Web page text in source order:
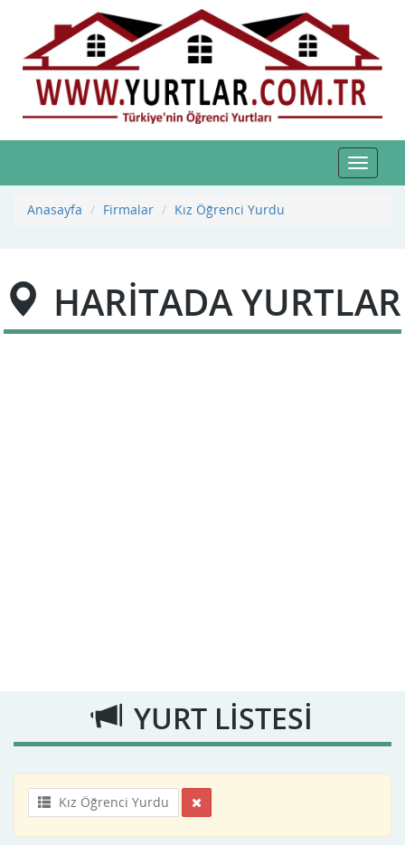
Toggle
Anasayfa
Firmalar Kız Öğrenci Yurdu
HARİTADA YURTLAR
YURT LİSTESİ
Kız Öğrenci Yurdu